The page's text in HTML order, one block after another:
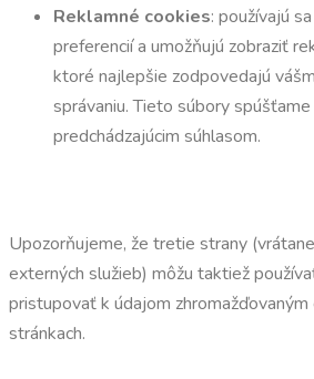
Reklamné cookies: používajú
preferencií a umožňujú zobraziť
ktoré najlepšie zodpovedajú
správaniu. Tieto súbory
predchádzajúcim súhlasom.
Upozorňujeme, že tretie strany
externých služieb) môžu taktiež
pristupovať k údajom
stránkach.